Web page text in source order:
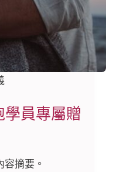
學員專屬贈
摘要。